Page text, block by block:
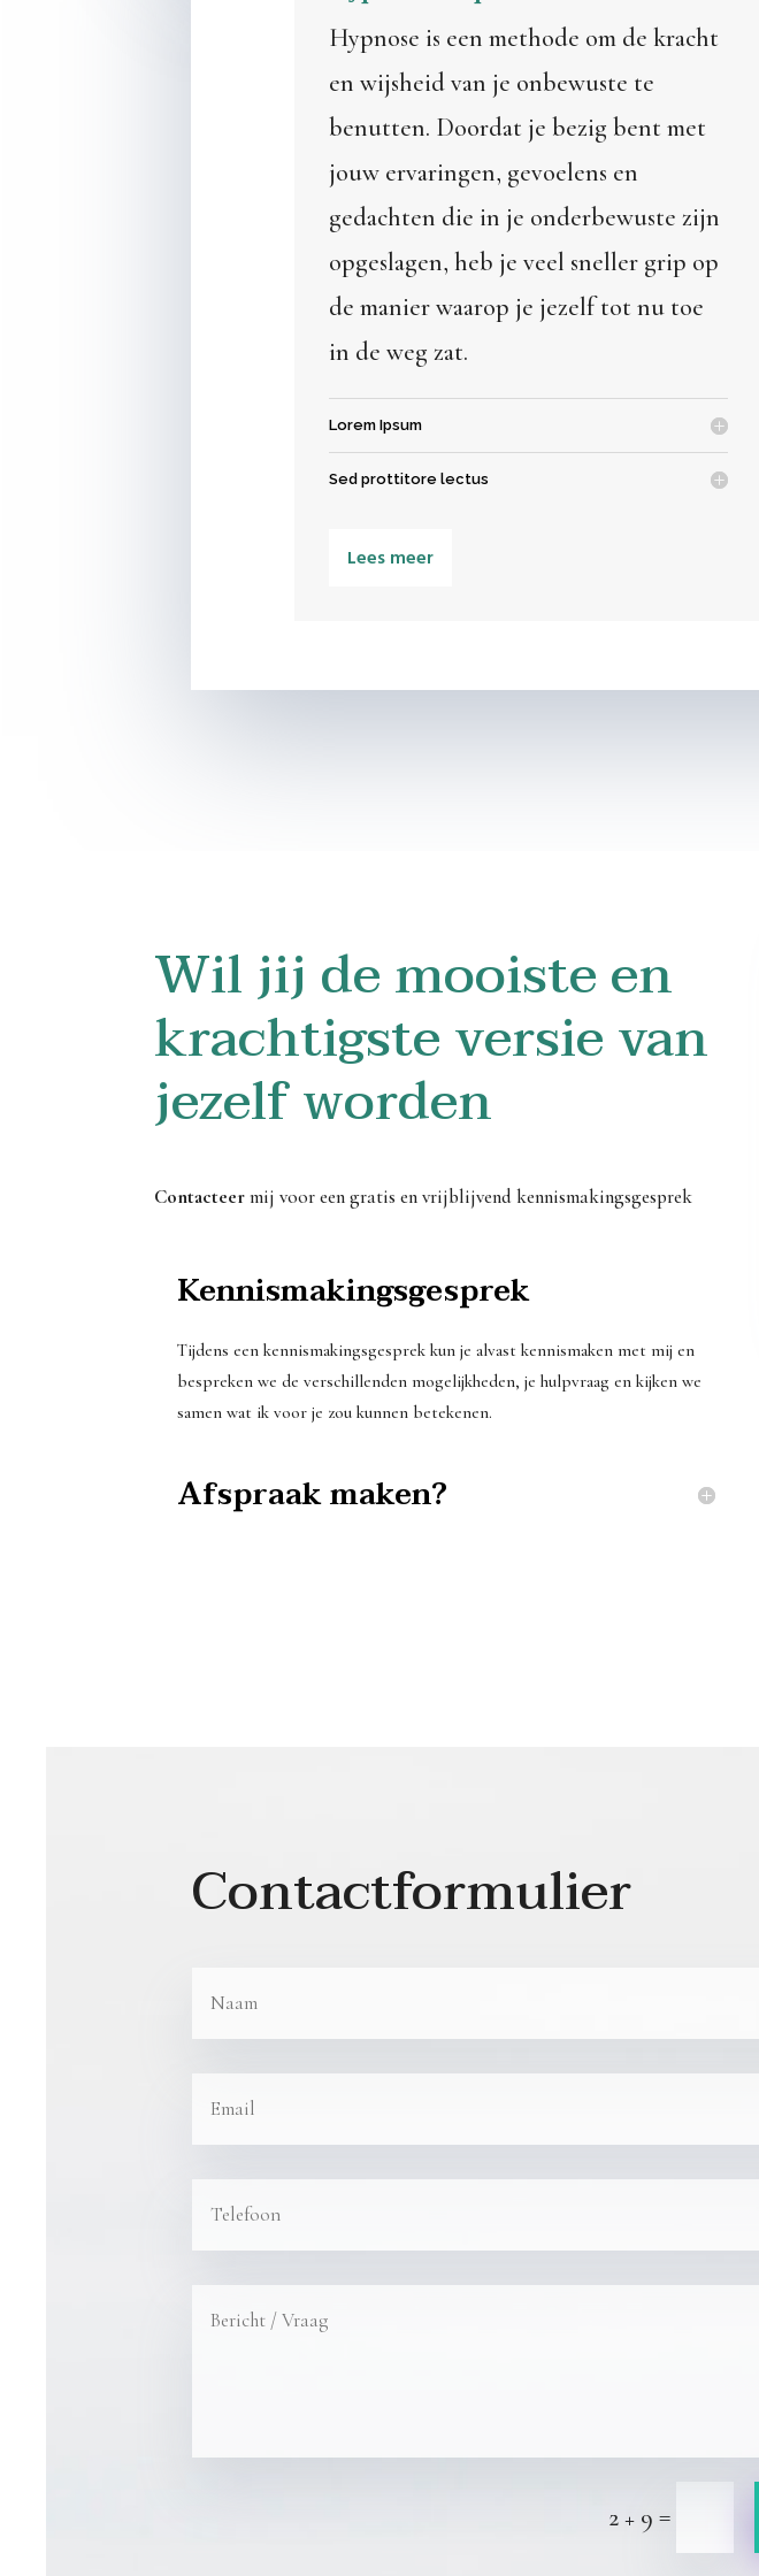
Hypnose is een methode om de kracht
en wijsheid van je onbewuste te
benutten. Doordat je bezig bent met
jouw ervaringen, gevoelens en
gedachten die in je onderbewuste zijn
opgeslagen, heb je veel sneller grip op
de manier waarop je jezelf tot nu toe
in de weg zat.
Lorem Ipsum
Sed prottitore lectus
Lees meer
Wil jij de mooiste en
krachtigste versie van
jezelf worden
Contacteermij voor een gratis en vrijblijvend kennismakingsgesprek
Kennismakingsgesprek
Tijdens een kennismakingsgesprek kun je alvast kennismaken met mij en
bespreken we de verschillenden mogelijkheden, je hulpvraag en kijken we
samen wat ik voor je zou kunnen betekenen.
Afspraak maken?
Contactformulier
2 + 9 =